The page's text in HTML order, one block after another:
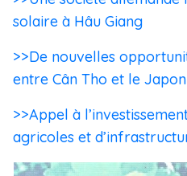
solaire à Hâu Giang
>>De nouvelles
entre Cân Tho et le Japon
>>Appel à
agricoles et